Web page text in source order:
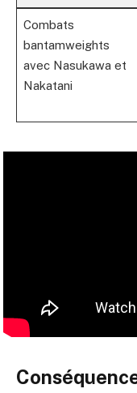
Combats
bantamweights
avec Nasukawa et
Nakatani